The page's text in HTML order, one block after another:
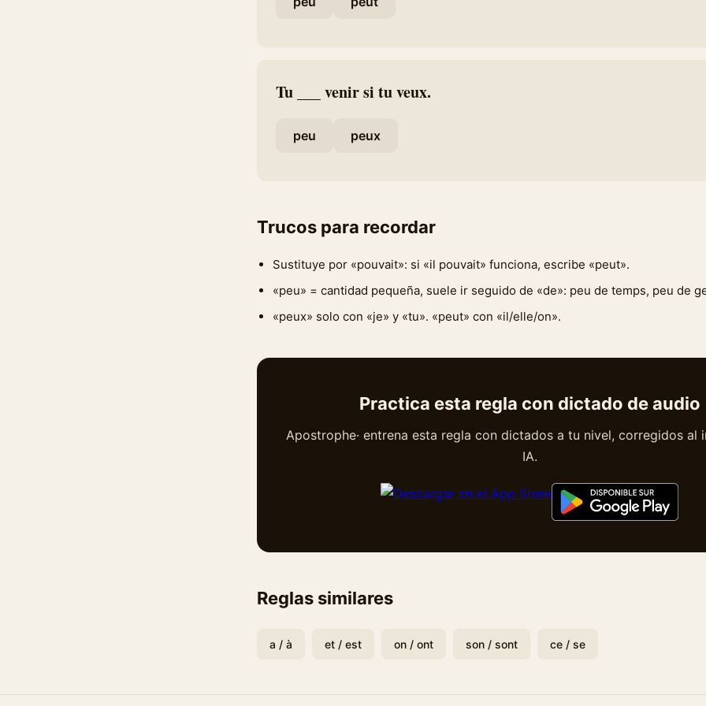
Tu ___ venir si tu veux.
peu peux
Trucos para recordar
Sustituye por «pouvait»: si «il pouvait» funciona, escribe «peut».
«peu» = cantidad pequeña, suele ir seguido de «de»: peu de temps, peu de
«peux» solo con «je» y «tu». «peut» con «il/elle/on».
Practica esta regla con dictado de audio
Apostrophe· entrena esta regla con dictados a tu nivel, corregidos al
IA.
Reglas similares
a / à et / est on / ont son / sont ce / se